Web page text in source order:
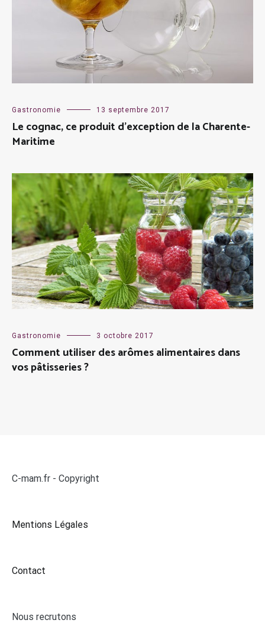
Gastronomie 13 septembre 2017
Le cognac, ce produit d’exception de la Charente-
Maritime
Gastronomie 3 octobre 2017
Comment utiliser des arômes alimentaires dans
vos pâtisseries ?
C-mam.fr - Copyright
Mentions Légales
Contact
Nous recrutons